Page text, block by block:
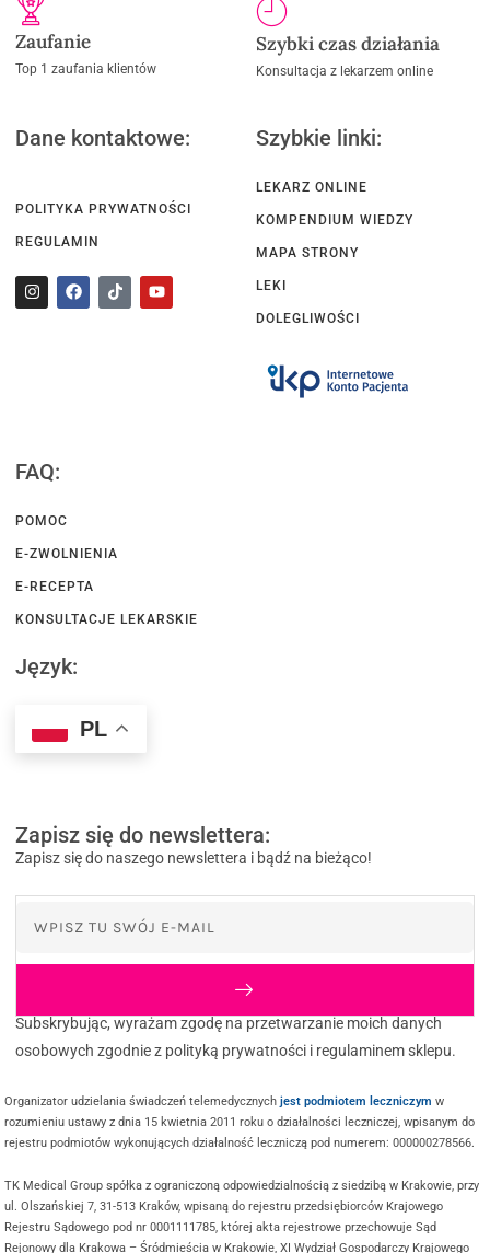
Zaufanie
Top 1 zaufania klientów
Szybki czas działania
Konsultacja z lekarzem online
Dane kontaktowe:
POLITYKA PRYWATNOŚCI
REGULAMIN
Szybkie linki:
LEKARZ ONLINE
KOMPENDIUM WIEDZY
MAPA STRONY
LEKI
DOLEGLIWOŚCI
FAQ:
POMOC
E-ZWOLNIENIA
E-RECEPTA
KONSULTACJE LEKARSKIE
Język:
PL
Zapisz się do newslettera:
Zapisz się do naszego newslettera i bądź na bieżąco!
Subskrybując, wyrażam zgodę na przetwarzanie moich danych
osobowych zgodnie z polityką prywatności i regulaminem sklepu.
Organizator udzielania świadczeń telemedycznychjest podmiotem leczniczym w
rozumieniu ustawy z dnia 15 kwietnia 2011 roku o działalności leczniczej, wpisanym do
rejestru podmiotów wykonujących działalność leczniczą pod numerem: 000000278566.
TK Medical Group spółka z ograniczoną odpowiedzialnością z siedzibą w Krakowie, przy
ul. Olszańskiej 7, 31-513 Kraków, wpisaną do rejestru przedsiębiorców Krajowego
Rejestru Sądowego pod nr 0001111785, której akta rejestrowe przechowuje Sąd
Rejonowy dla Krakowa – Śródmieścia w Krakowie, XI Wydział Gospodarczy Krajowego